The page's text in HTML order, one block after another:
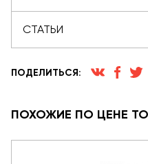
СТАТЬИ
ПОДЕЛИТЬСЯ:
ПОХОЖИЕ ПО ЦЕНЕ